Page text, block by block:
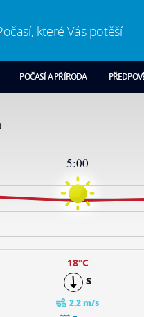
které Vás potěší
POČASÍ A PŘÍRODA
5:00
18°C
S
2.2 m/s